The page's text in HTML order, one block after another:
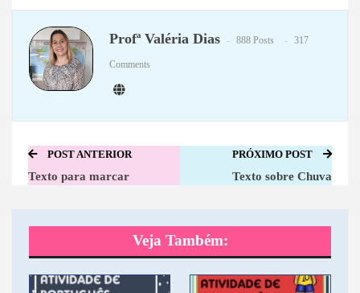
Profª Valéria Dias 888 Posts 317
Comments
POST ANTERIOR
Texto para marcar
PRÓXIMO POST
Texto sobre Chuva
Veja Também: